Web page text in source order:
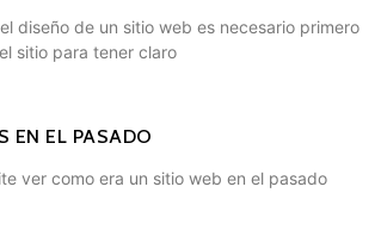
diseño de un sitio web es necesario primero
sitio para tener claro
EN EL PASADO
ver como era un sitio web en el pasado